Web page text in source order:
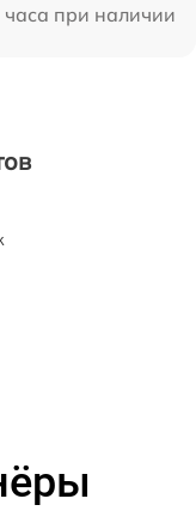
часа при наличии